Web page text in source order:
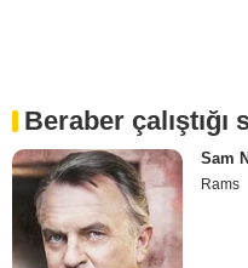
Beraber çalıştığı
Sam
Rams